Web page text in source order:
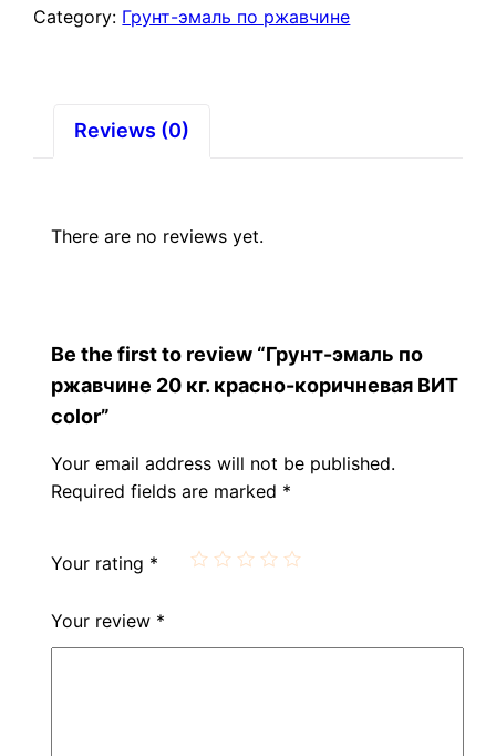
красно-
коричневая
quantity
Category: Грунт-эмаль по ржавчине
Reviews (0)
There are no reviews yet.
Be the first to review “Грунт-эмаль по
ржавчине 20 кг. красно-коричневая ВИТ
color”
Your email address will not be published.
Required fields are marked *
Your rating *
Your review *